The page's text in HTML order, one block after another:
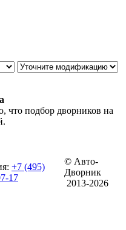
что подбор дворников на
: +7 (495)
17
© Авто-
Дворник
2013-2026